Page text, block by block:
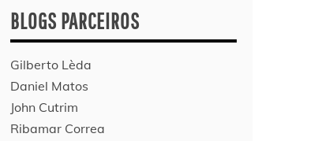
BLOGS PARCEIROS
Gilberto Lèda
Daniel Matos
John Cutrim
Ribamar Correa